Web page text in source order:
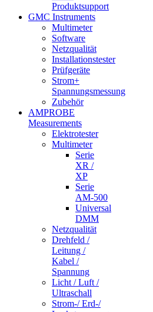
Produktsupport
GMC Instruments
Multimeter
Software
Netzqualität
Installationstester
Prüfgeräte
Strom+
Spannungsmessung
Zubehör
AMPROBE
Measurements
Elektrotester
Multimeter
Serie
XR /
XP
Serie
AM-500
Universal
DMM
Netzqualität
Drehfeld /
Leitung /
Kabel /
Spannung
Licht / Luft /
Ultraschall
Strom-/ Erd-/